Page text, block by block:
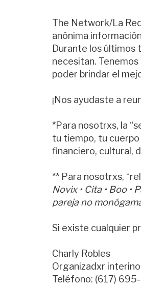
The Network/La
anónima
Durante los últimos
necesitan.
poder brindar el
¡Nos ayudaste a
*Para nosotrxs, la
tu tiempo, tu
financiero, cultural,
** Para nosotrxs,
Novix • Cita • Boo •
pareja no
Si existe cualquier
Charly Robles
Organizadxr
Teléfono: (617)